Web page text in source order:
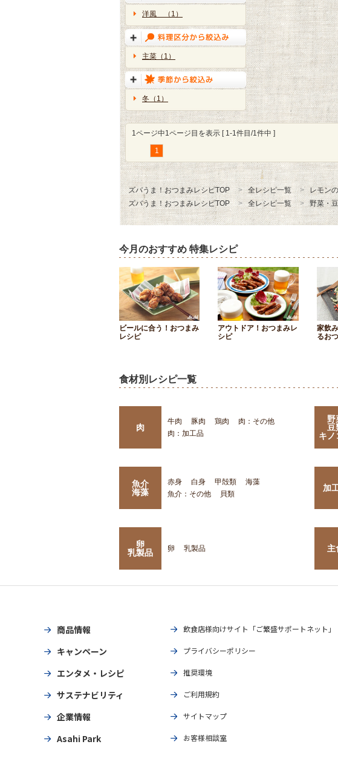
洋風 （1）
主菜（1）
冬（1）
1ページ中1ページ目を表示 [ 1-1件目/1件中 ]
1
ズバうま！おつまみレシピTOP 全レシピ一覧
レモン
ズバうま！おつまみレシピTOP
全レシピ一覧 野菜・
今月のおすすめ 特集レシピ
ビールに合う！おつまみ
レシピ
アウトドア！おつまみレ
シピ
家飲
るお
食材別レシピ一覧
肉
牛肉 豚肉 鶏肉
肉：その他
肉：加工品
野
豆
キノ
魚介
海藻
赤身 白身 甲殻類
海藻
魚介：その他
貝類
加
卵
乳製品
卵 乳製品 主
商品情報
キャンペーン
エンタメ・レシピ
サステナビリティ
企業情報
Asahi Park
飲食店様向けサイト「ご繁盛サポートネット」
プライバシーポリシー
推奨環境
ご利用規約
サイトマップ
お客様相談室